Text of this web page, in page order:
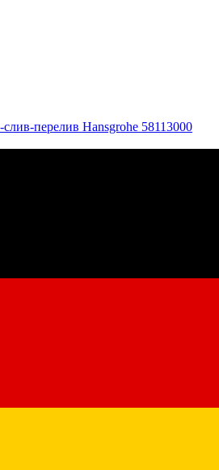
перелив Hansgrohe 58113000